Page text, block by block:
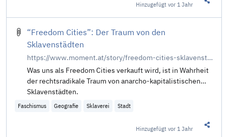
Hinzugefügtvor 1 Jahr
“Freedom Cities”: Der Traum von den
Sklavenstädten
https://www.moment.at/story/freedom-cities-sklavenstaedte/
Was uns als Freedom Cities verkauft wird, ist in Wahrheit
der rechtsradikale Traum von anarcho-kapitalistischen
Sklavenstädten.
Faschismus Geografie Sklaverei Stadt
Hinzugefügtvor 1 Jahr